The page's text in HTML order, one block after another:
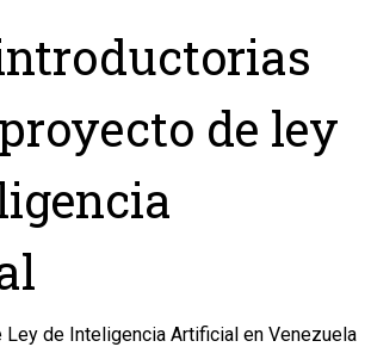
de ley
Ley de Inteligencia Artificial en Venezuela